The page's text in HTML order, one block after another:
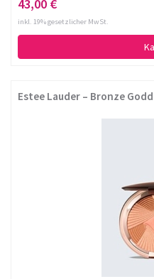
43,00 €
inkl. 19% gesetzlicher MwSt.
Estee Lauder – Bronze